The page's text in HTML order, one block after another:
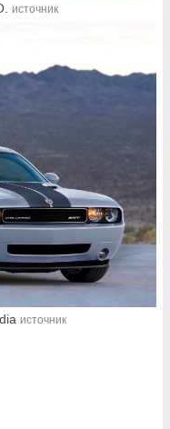
источник
источник